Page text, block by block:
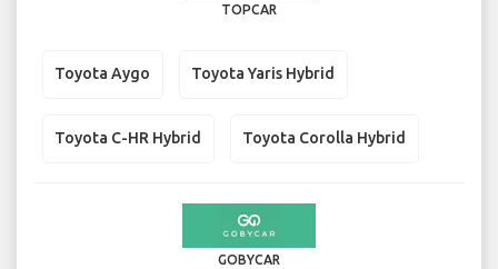
TOPCAR
Toyota Aygo Toyota Yaris Hybrid
Toyota C-HR Hybrid Toyota Corolla Hybrid
GOBYCAR